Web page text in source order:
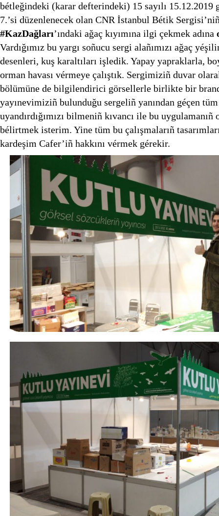
bétleğindeki (karar defterindeki) 15 sayılı 15.12.2019
7.’si düzenlenecek olan CNR İstanbul Bétik
#KazDağları’ındaki ağaç kıyımına ilgi çekmek adına
Vardığımız bu yargı soñucu sergi alañımızı ağaç
desenleri, kuş karaltıları işledik. Yapay yapraklarla,
orman havası vérmeye çalıştık. Sergimiziñ duvar
bölümüne de bilgilendirici görsellerle birlikte bir
yayınevimiziñ bulunduğu sergeliñ yanından géçen
uyandırdığımızı bilmeniñ kıvancı ile bu
bélirtmek isterim. Yine tüm bu çalışmalarıñ
kardeşim Cafer’iñ hakkını vérmek gérekir.